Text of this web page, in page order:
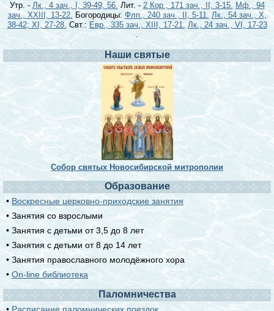
Утр. - Лк., 4 зач., I, 39-49, 56. Лит. - 2 Кор., 171 зач., II, 3-15. Мф., 94
зач., XXIII, 13-22. Богородицы: Флп., 240 зач., II, 5-11. Лк., 54 зач., X,
38-42; XI, 27-28. Свт.: Евр., 335 зач., XIII, 17-21. Лк., 24 зач., VI, 17-23
.
Наши святые
Собор святых Новосибирской митрополии
Образование
• Воскресные церковно-приходские занятия
• Занятия со взрослыми
• Занятия с детьми от 3,5 до 8 лет
• Занятия с детьми от 8 до 14 лет
• Занятия православного молодёжного хора
• On-line библиотека
Паломничества